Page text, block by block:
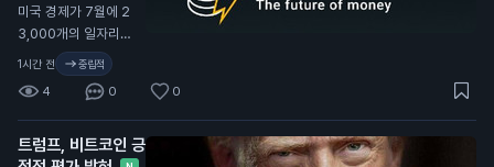
N
미국 경제가 7월에 2
3,000개의 일자리를
잃었다고 발표했습니
다. 이는 80,000개
의 일자리 증가 예상
과 크게 다릅니다. 미
국 노동부의 데이터에
1시간 전 중립적
4 0 0
트럼프, 비트코인 긍